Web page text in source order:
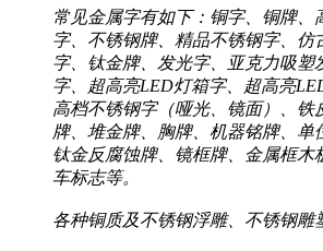
常见金属字有如下：铜字、铜牌、
字、不锈钢牌、精品不锈钢字、仿
字、钛金牌、发光字、亚克力吸塑
字、超高亮LED灯箱字、超高亮
高档不锈钢字（哑光、镜面）、铁
牌、堆金牌、胸牌、机器铭牌、单
钛金反腐蚀牌、镜框牌、金属框木
车标志等。
各种铜质及不锈钢浮雕、不锈钢雕